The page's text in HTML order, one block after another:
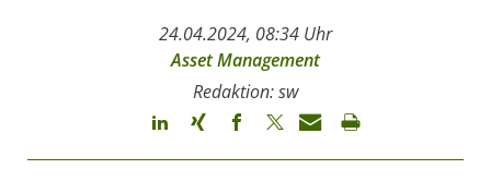
24.04.2024, 08:34 Uhr
Asset Management
Redaktion: sw